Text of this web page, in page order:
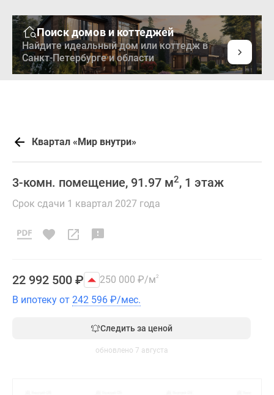
Поиск домов и коттеджей
Найдите идеальный дом или коттедж в
Санкт-Петербурге и области
Квартал «Мир внутри»
3-комн. помещение, 91.97 м2, 1 этаж
Срок сдачи 1 квартал 2027 года
22 992 500 ₽ 250 000 ₽/м2
В ипотеку от 242 596 ₽/мес.
Следить за ценой
обновлено 7 августа